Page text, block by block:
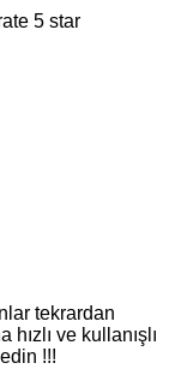
5 star
tekrardan
ve kullanışlı
!!!